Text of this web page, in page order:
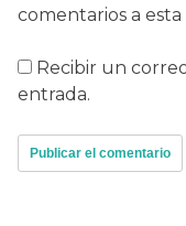
comentarios a
Recibir un
entrada.